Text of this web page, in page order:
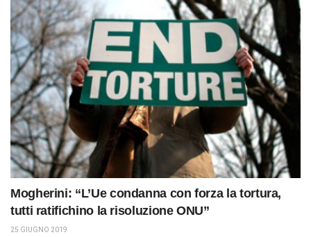
Mogherini: “L’Ue condanna con forza la tortura,
tutti ratifichino la risoluzione ONU”
25 GIUGNO 2019